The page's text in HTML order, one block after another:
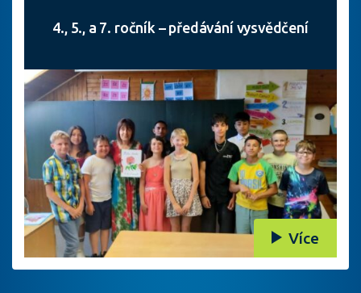
4., 5., a 7. ročník – předávání vysvědčení
Více